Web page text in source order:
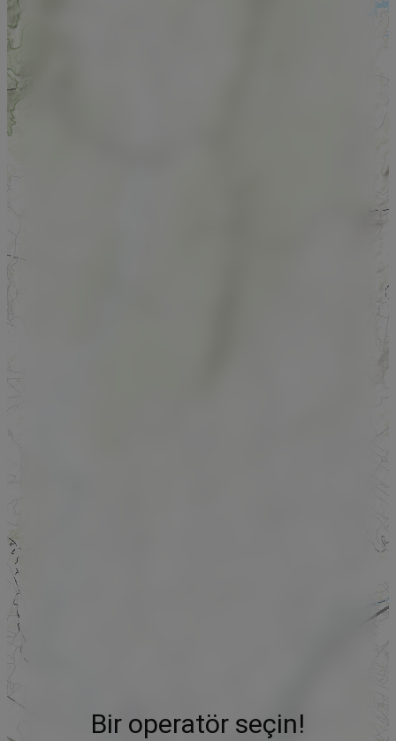
Bir operatör seçin!